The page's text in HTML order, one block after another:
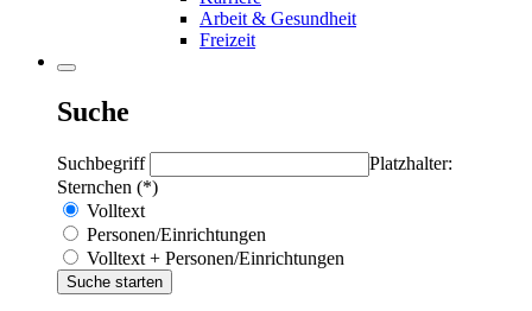
Arbeit & Gesundheit
Freizeit
Suche
Suchbegriff
Platzhalter:
Sternchen (*)
Volltext
Personen/Einrichtungen
Volltext + Personen/Einrichtungen